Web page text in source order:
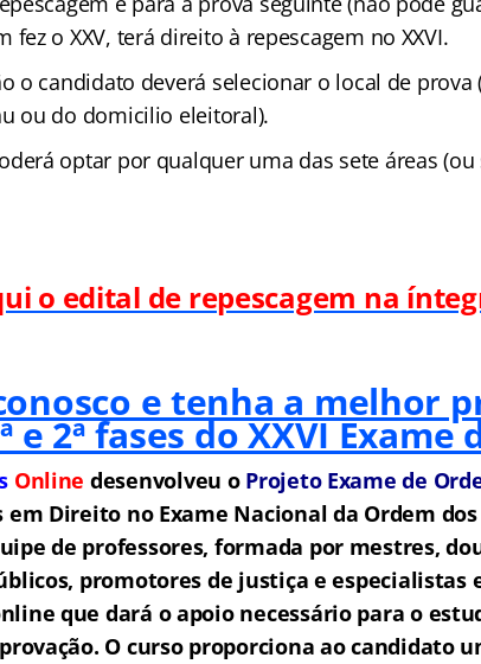
fez o XXV, terá direito à repescagem no XXVI.
o candidato deverá selecionar o local de
ou do domicilio eleitoral).
optar por qualquer uma das sete áreas
o edital de repescagem na
e tenha a melhor
e 2ª fases do XXVI Exame
Online desenvolveu o Projeto Exame de
em Direito no Exame Nacional da Ordem
de professores, formada por mestres,
promotores de justiça e especialistas
que dará o apoio necessário para o
O curso proporciona ao candidato